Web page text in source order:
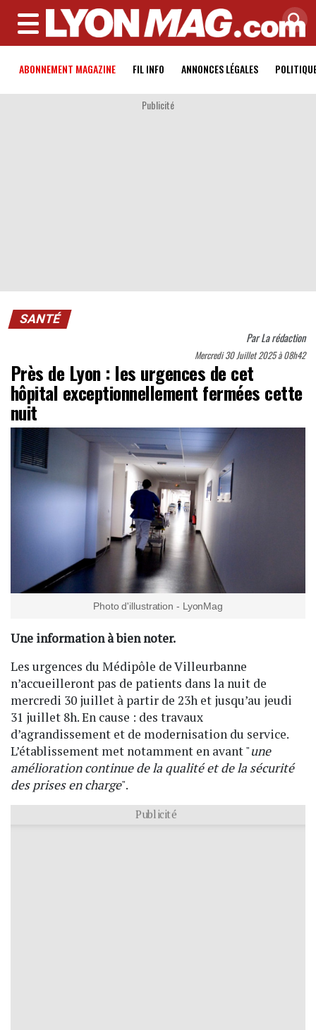
MENU
ABONNEMENT MAGAZINE FIL INFO ANNONCES LÉGALES
Publicité
SANTÉ
ParLa rédaction
Mercredi 30 Juillet 2025 à 08h42
Près de Lyon : les urgences de cet
hôpital exceptionnellement fermées cette
nuit
Photo d'illustration - LyonMag
Une information à bien noter.
Les urgences du Médipôle de Villeurbanne
n’accueilleront pas de patients dans la nuit de
mercredi 30 juillet à partir de 23h et jusqu’au jeudi
31 juillet 8h. En cause : des travaux
d’agrandissement et de modernisation du service.
L’établissement met notamment en avant "une
amélioration continue de la qualité et de la sécurité
des prises en charge".
Publicité